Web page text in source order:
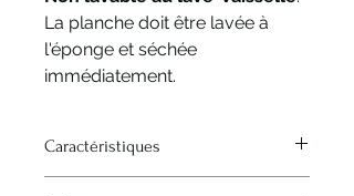
La planche doit être lavée à
l'éponge et séchée
immédiatement.
Caractéristiques